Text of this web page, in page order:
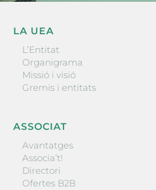
LA UEA
L’Entitat
Organigrama
Missió i visió
Gremis i entitats
ASSOCIAT
Avantatges
Associa’t!
Directori
Ofertes B2B